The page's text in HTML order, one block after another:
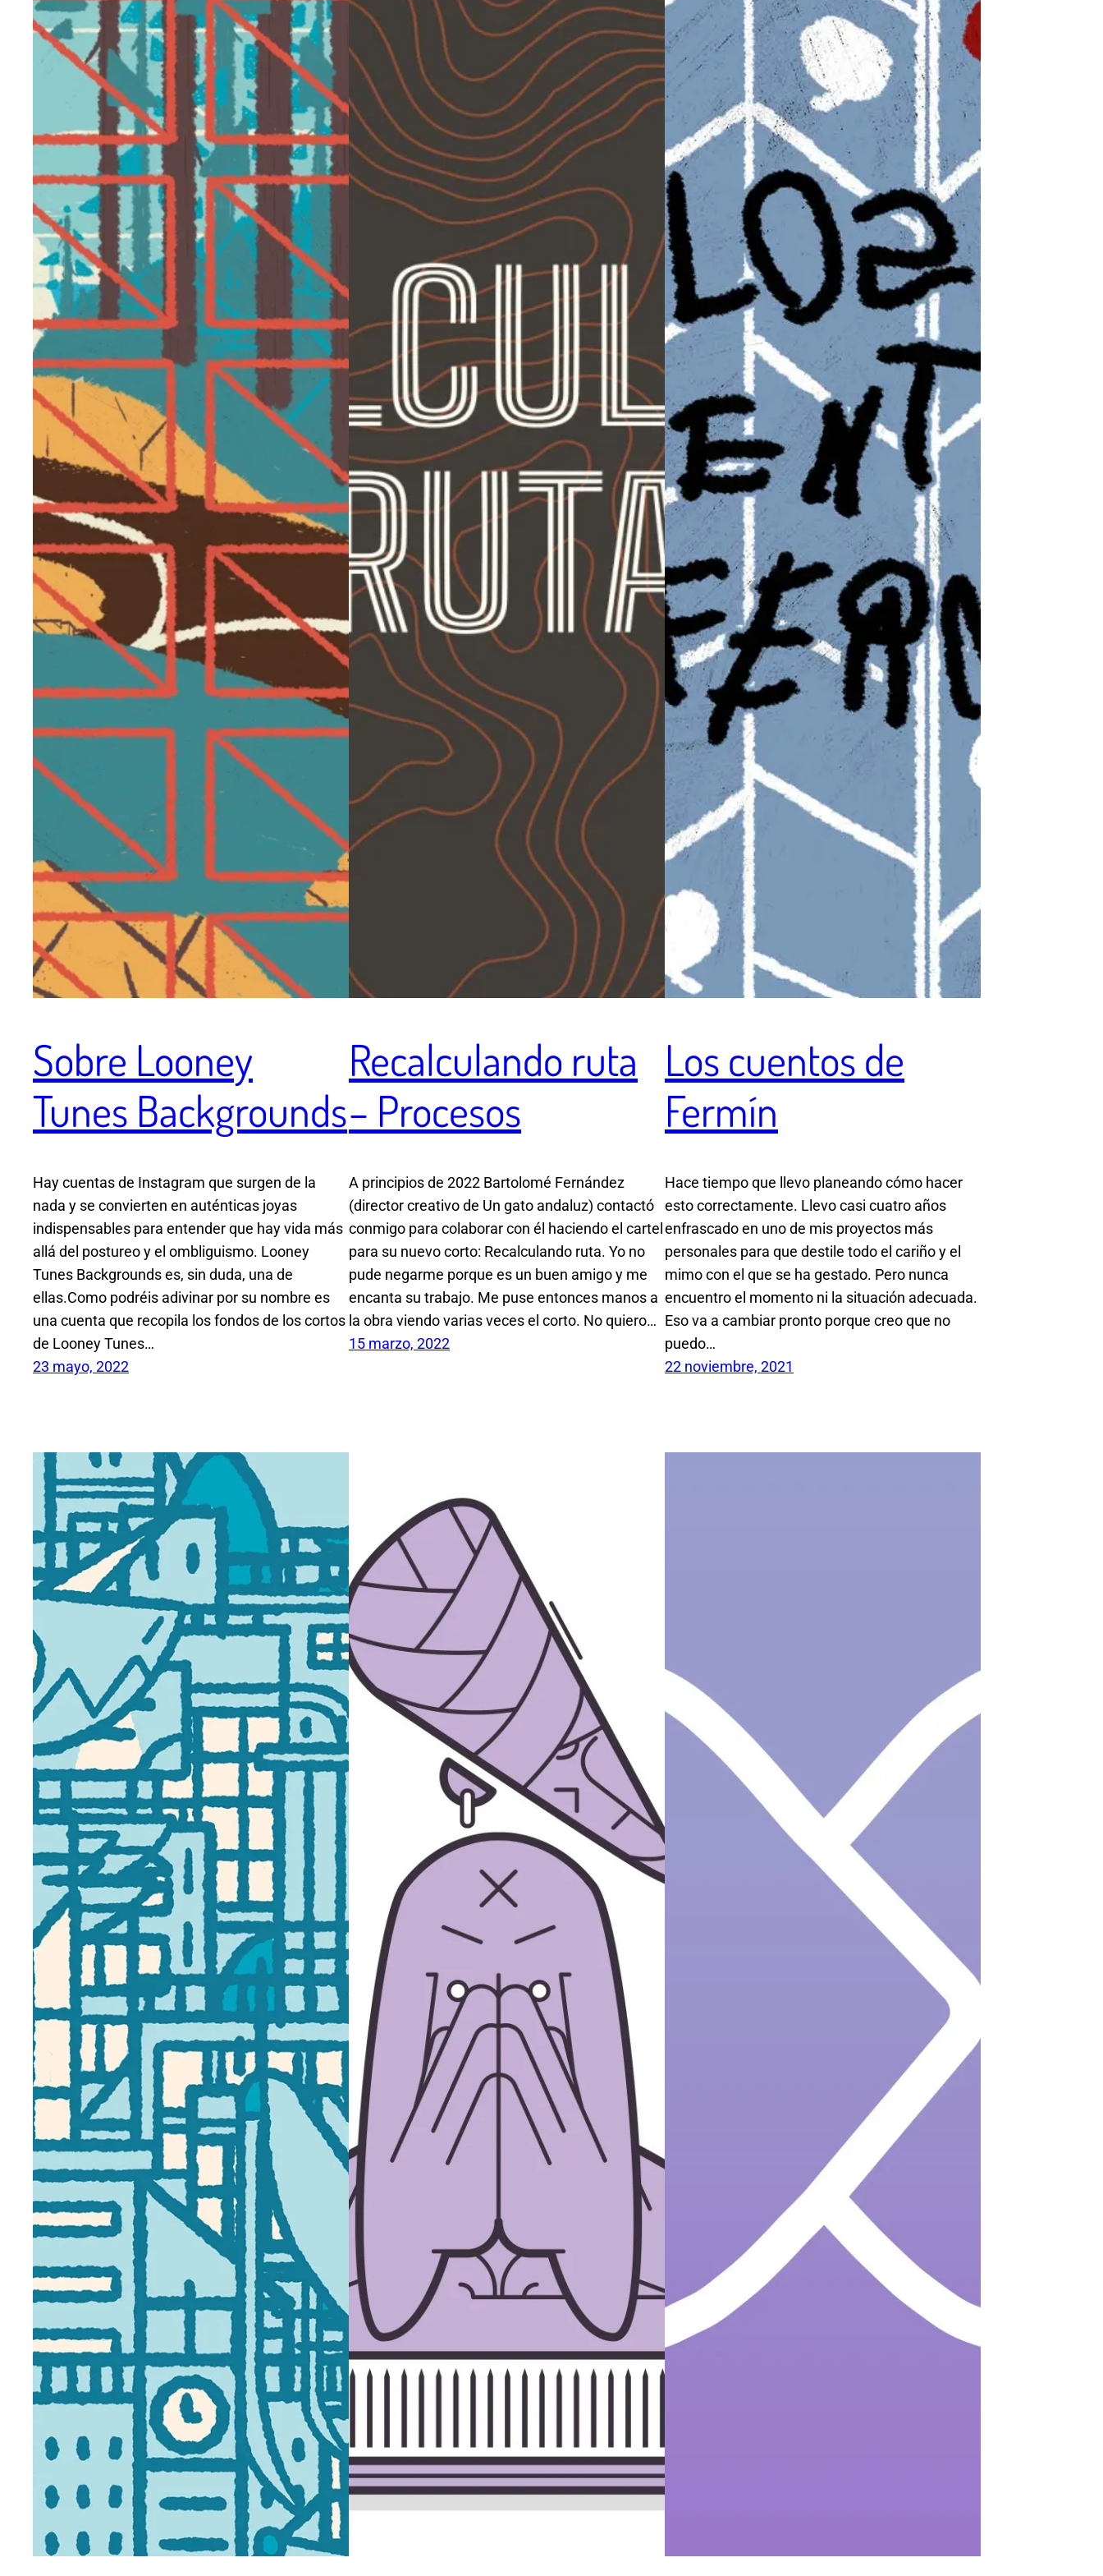
Sobre Looney
Tunes Backgrounds
Hay cuentas de Instagram que surgen de la
nada y se convierten en auténticas joyas
indispensables para entender que hay vida más
allá del postureo y el ombliguismo. Looney
Tunes Backgrounds es, sin duda, una de
ellas.Como podréis adivinar por su nombre es
una cuenta que recopila los fondos de los cortos
de Looney Tunes…
23 mayo, 2022
Recalculando ruta
– Procesos
A principios de 2022 Bartolomé Fernández
(director creativo de Un gato andaluz) contactó
conmigo para colaborar con él haciendo el cartel
para su nuevo corto: Recalculando ruta. Yo no
pude negarme porque es un buen amigo y me
encanta su trabajo. Me puse entonces manos a
la obra viendo varias veces el corto. No quiero…
15 marzo, 2022
Los cuentos de
Fermín
Hace tiempo que llevo planeando cómo hacer
esto correctamente. Llevo casi cuatro años
enfrascado en uno de mis proyectos más
personales para que destile todo el cariño y el
mimo con el que se ha gestado. Pero nunca
encuentro el momento ni la situación adecuada.
Eso va a cambiar pronto porque creo que no
puedo…
22 noviembre, 2021